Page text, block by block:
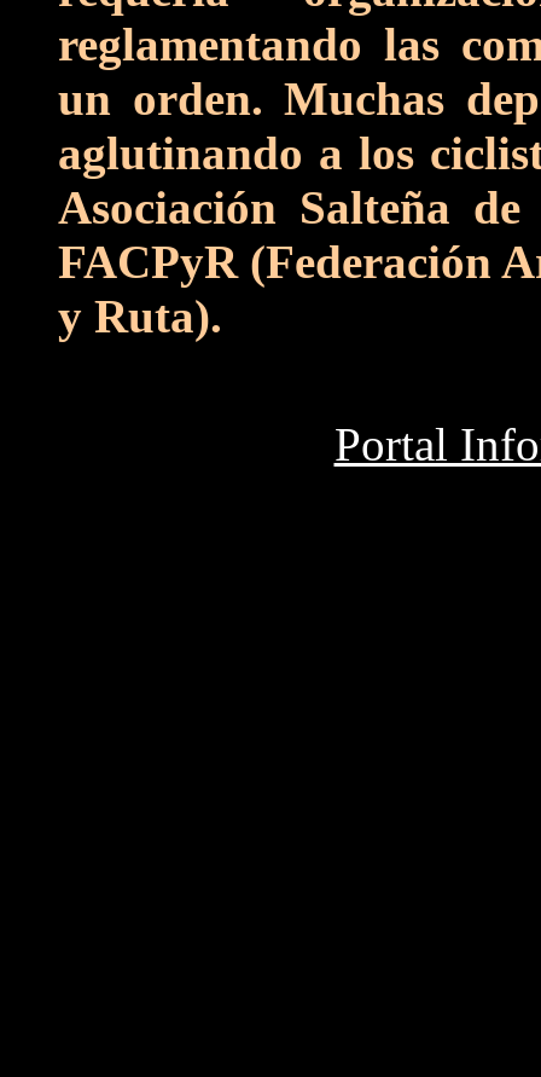
reglamentando las
un orden. Muchas
aglutinando a los
Asociación Salteña
FACPyR (Federación
y Ruta).
Portal